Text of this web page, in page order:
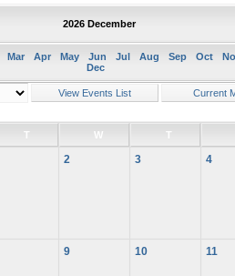
2026 December
Mar Apr May Jun Jul Aug Sep Oct
Dec
T W T
2 3 4
9 10 11